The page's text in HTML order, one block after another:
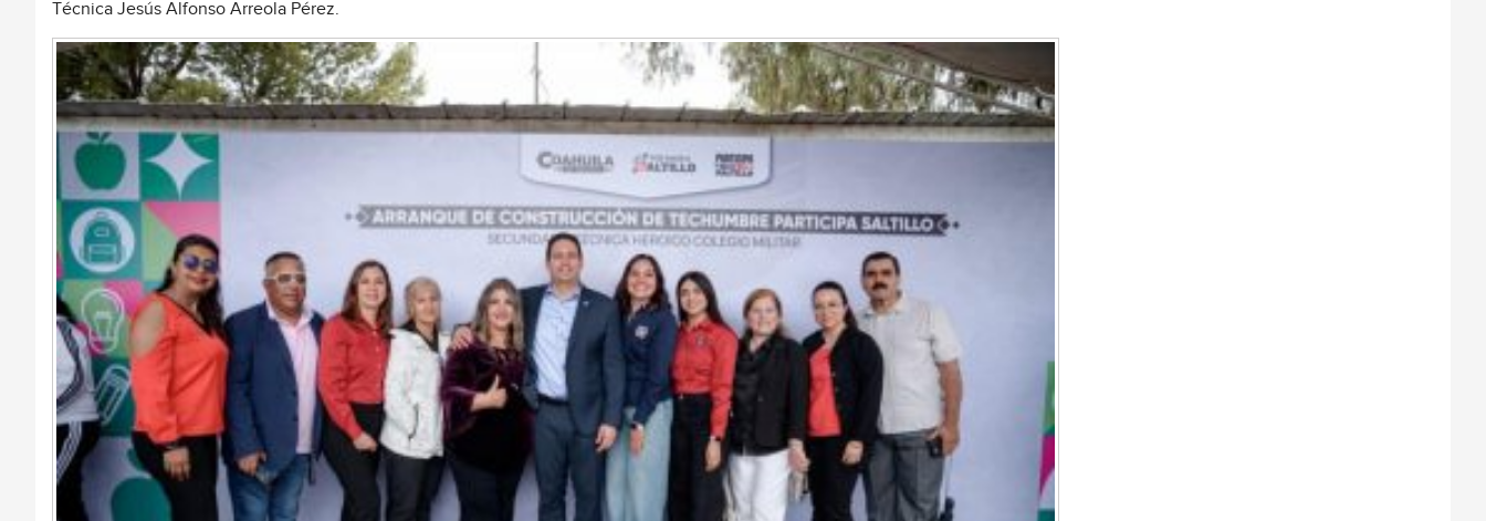
Técnica Jesús Alfonso Arreola Pérez.